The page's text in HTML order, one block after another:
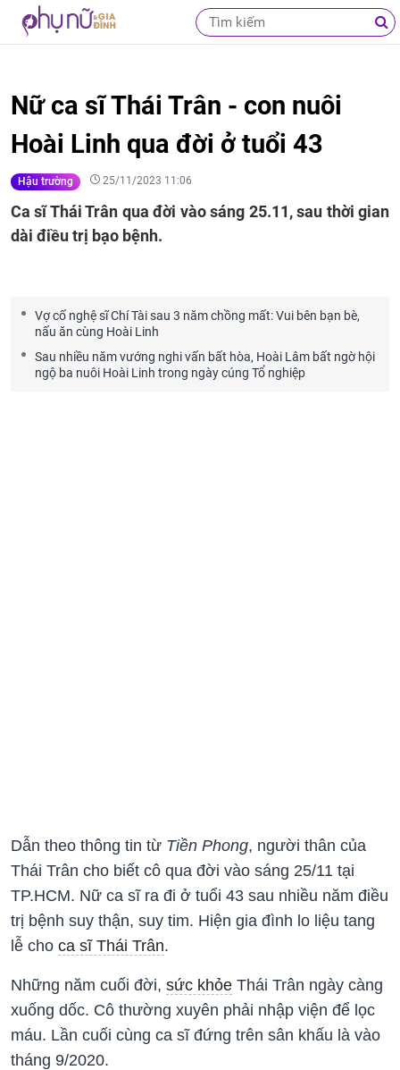
Nữ ca sĩ Thái Trân - con nuôi
Hoài Linh qua đời ở tuổi 43
Hậu trường 25/11/2023 11:06
Ca sĩ Thái Trân qua đời vào sáng 25.11, sau thời gian
dài điều trị bạo bệnh.
Vợ cố nghệ sĩ Chí Tài sau 3 năm chồng mất: Vui bên bạn bè,
nấu ăn cùng Hoài Linh
Sau nhiều năm vướng nghi vấn bất hòa, Hoài Lâm bất ngờ hội
ngộ ba nuôi Hoài Linh trong ngày cúng Tổ nghiệp
Dẫn theo thông tin từ Tiền Phong, người thân của
Thái Trân cho biết cô qua đời vào sáng 25/11 tại
TP.HCM. Nữ ca sĩ ra đi ở tuổi 43 sau nhiều năm điều
trị bệnh suy thận, suy tim. Hiện gia đình lo liệu tang
lễ cho ca sĩ Thái Trân.
Những năm cuối đời, sức khỏe Thái Trân ngày càng
xuống dốc. Cô thường xuyên phải nhập viện để lọc
máu. Lần cuối cùng ca sĩ đứng trên sân khấu là vào
tháng 9/2020.